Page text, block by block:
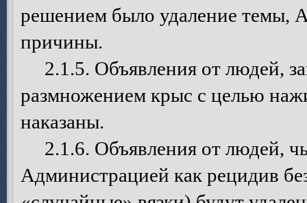
решением было удаление темы,
причины.
2.1.5. Объявления от людей,
размножением крыс с целью
наказаны.
2.1.6. Объявления от людей,
Администрацией как рецидив